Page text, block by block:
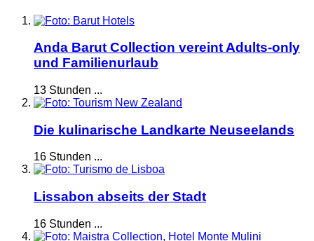
Anda Barut Collection vereint Adults-only
und Familienurlaub
13 Stunden ...
Die kulinarische Landkarte Neuseelands
16 Stunden ...
Lissabon abseits der Stadt
16 Stunden ...